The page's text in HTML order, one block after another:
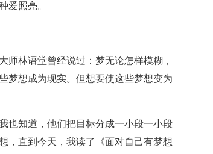
爱照亮。
师林语堂曾经说过：梦无论怎样模糊，
梦想成为现实。但想要使这些梦想变为
也知道，他们把目标分成一小段一小段
，直到今天，我读了《面对自己有梦想